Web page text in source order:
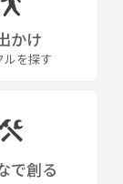
かけ
ルを探す
で創る